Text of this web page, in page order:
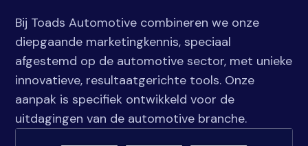
Bij Toads Automotive combineren we onze
diepgaande marketingkennis, speciaal
afgestemd op de automotive sector, met unieke
innovatieve, resultaatgerichte tools. Onze
aanpak is specifiek ontwikkeld voor de
uitdagingen van de automotive branche.